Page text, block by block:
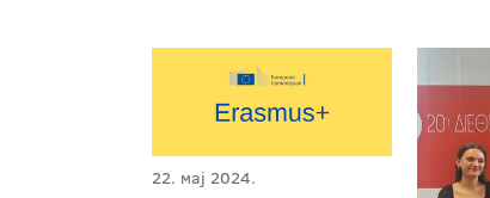
22. мај 2024.